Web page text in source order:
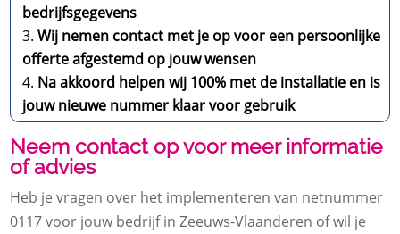
bedrijfsgegevens
Wij nemen contact met je op voor een persoonlijke
offerte afgestemd op jouw wensen
Na akkoord helpen wij 100% met de installatie en is
jouw nieuwe nummer klaar voor gebruik
Neem contact op voor meer informatie
of advies
Heb je vragen over het implementeren van netnummer
0117 voor jouw bedrijf in Zeeuws-Vlaanderen of wil je